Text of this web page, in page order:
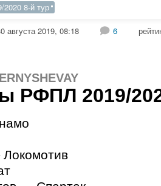
8-й тур
августа 2019, 08:18 6
РФПЛ 2019/